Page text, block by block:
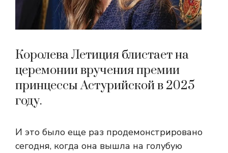
Королева Летиция блистает на
церемонии вручения премии
принцессы Астурийской в ​​2025
году.
И это было еще раз продемонстрировано
сегодня, когда она вышла на голубую